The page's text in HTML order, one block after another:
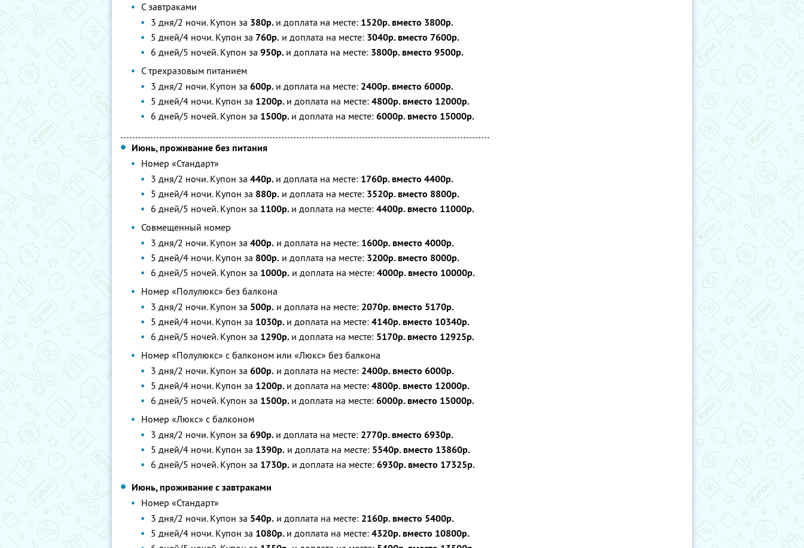
С завтраками
3 дня/2 ночи. Купон за 380р. и доплата на месте: 1520р. вместо 3800р.
5 дней/4 ночи. Купон за 760р. и доплата на месте: 3040р. вместо 7600р.
6 дней/5 ночей. Купон за 950р. и доплата на месте: 3800р. вместо 9500р.
С трехразовым питанием
3 дня/2 ночи. Купон за 600р. и доплата на месте: 2400р. вместо 6000р.
5 дней/4 ночи. Купон за 1200р. и доплата на месте: 4800р. вместо 12000р.
6 дней/5 ночей. Купон за 1500р. и доплата на месте: 6000р. вместо 15000р.
Июнь, проживание без питания
Номер «Стандарт»
3 дня/2 ночи. Купон за 440р. и доплата на месте: 1760р. вместо 4400р.
5 дней/4 ночи. Купон за 880р. и доплата на месте: 3520р. вместо 8800р.
6 дней/5 ночей. Купон за 1100р. и доплата на месте: 4400р. вместо 11000р.
Совмещенный номер
3 дня/2 ночи. Купон за 400р. и доплата на месте: 1600р. вместо 4000р.
5 дней/4 ночи. Купон за 800р. и доплата на месте: 3200р. вместо 8000р.
6 дней/5 ночей. Купон за 1000р. и доплата на месте: 4000р. вместо 10000р.
Номер «Полулюкс» без балкона
3 дня/2 ночи. Купон за 500р. и доплата на месте: 2070р. вместо 5170р.
5 дней/4 ночи. Купон за 1030р. и доплата на месте: 4140р. вместо 10340р.
6 дней/5 ночей. Купон за 1290р. и доплата на месте: 5170р. вместо 12925р.
Номер «Полулюкс» с балконом или «Люкс» без балкона
3 дня/2 ночи. Купон за 600р. и доплата на месте: 2400р. вместо 6000р.
5 дней/4 ночи. Купон за 1200р. и доплата на месте: 4800р. вместо 12000р.
6 дней/5 ночей. Купон за 1500р. и доплата на месте: 6000р. вместо 15000р.
Номер «Люкс» с балконом
3 дня/2 ночи. Купон за 690р. и доплата на месте: 2770р. вместо 6930р.
5 дней/4 ночи. Купон за 1390р. и доплата на месте: 5540р. вместо 13860р.
6 дней/5 ночей. Купон за 1730р. и доплата на месте: 6930р. вместо 17325р.
Июнь, проживание с завтраками
Номер «Стандарт»
3 дня/2 ночи. Купон за 540р. и доплата на месте: 2160р. вместо 5400р.
5 дней/4 ночи. Купон за 1080р. и доплата на месте: 4320р. вместо 10800р.